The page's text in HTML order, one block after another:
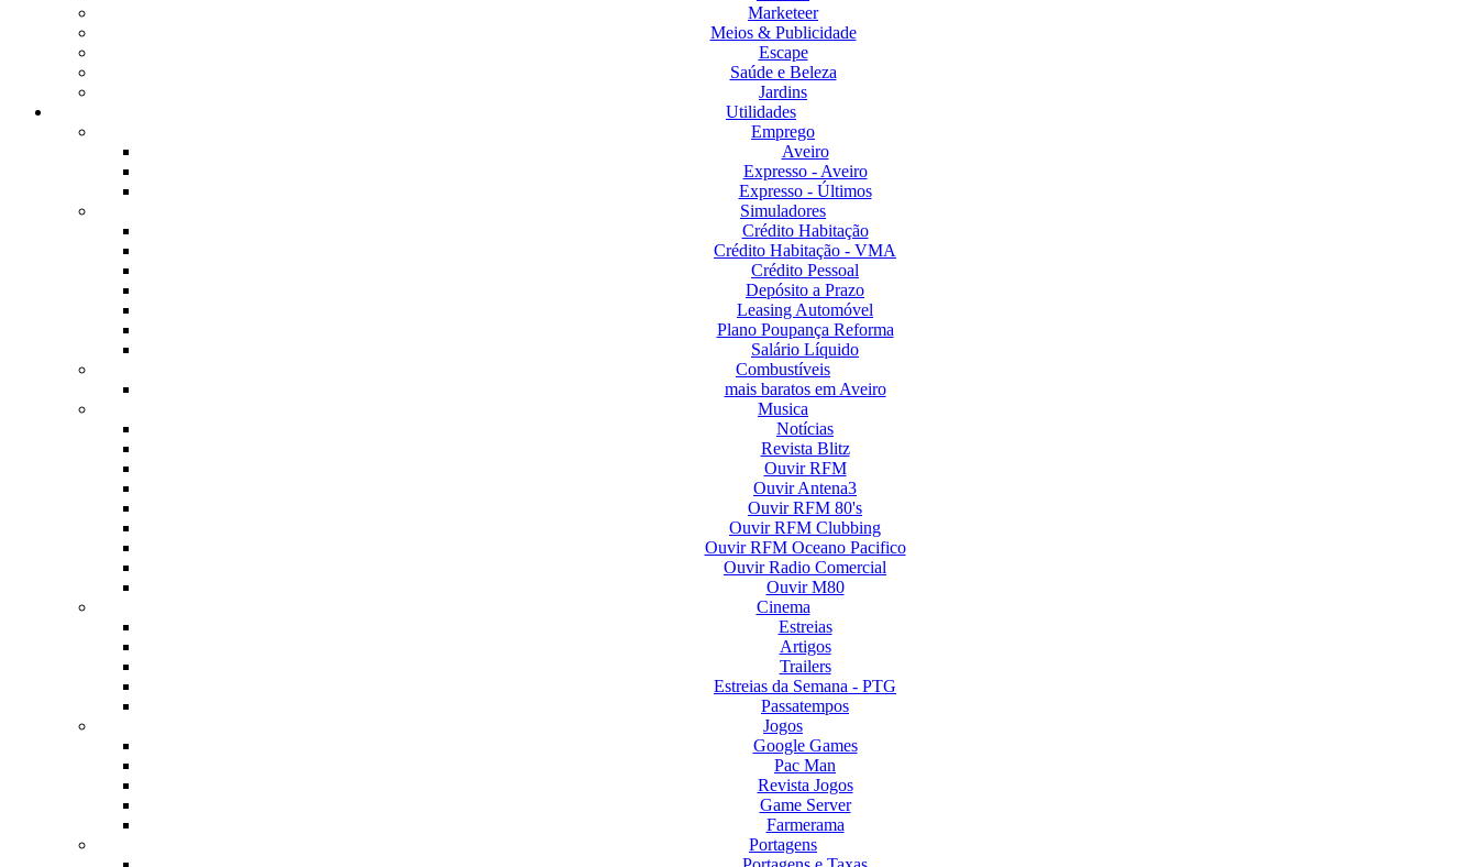
Marketeer
Meios & Publicidade
Escape
Saúde e Beleza
Jardins
Utilidades
Emprego
Aveiro
Expresso - Aveiro
Expresso - Últimos
Simuladores
Crédito Habitação
Crédito Habitação - VMA
Crédito Pessoal
Depósito a Prazo
Leasing Automóvel
Plano Poupança Reforma
Salário Líquido
Combustíveis
mais baratos em Aveiro
Musica
Notícias
Revista Blitz
Ouvir RFM
Ouvir Antena3
Ouvir RFM 80's
Ouvir RFM Clubbing
Ouvir RFM Oceano Pacifico
Ouvir Radio Comercial
Ouvir M80
Cinema
Estreias
Artigos
Trailers
Estreias da Semana - PTG
Passatempos
Jogos
Google Games
Pac Man
Revista Jogos
Game Server
Farmerama
Portagens